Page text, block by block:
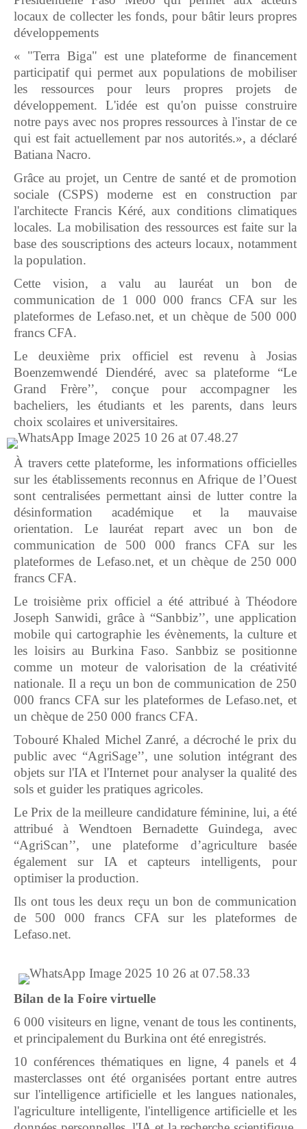
locaux de collecter les fonds, pour bâtir leurs propres
développements
« "Terra Biga" est une plateforme de financement
participatif qui permet aux populations de mobiliser
les ressources pour leurs propres projets de
développement. L'idée est qu'on puisse construire
notre pays avec nos propres ressources à l'instar de ce
qui est fait actuellement par nos autorités.», a déclaré
Batiana Nacro.
Grâce au projet, un Centre de santé et de promotion
sociale (CSPS) moderne est en construction par
l'architecte Francis Kéré, aux conditions climatiques
locales. La mobilisation des ressources est faite sur la
base des souscriptions des acteurs locaux, notamment
la population.
Cette vision, a valu au lauréat un bon de
communication de 1 000 000 francs CFA sur les
plateformes de Lefaso.net, et un chèque de 500 000
francs CFA.
Le deuxième prix officiel est revenu à Josias
Boenzemwendé Diendéré, avec sa plateforme “Le
Grand Frère’’, conçue pour accompagner les
bacheliers, les étudiants et les parents, dans leurs
choix scolaires et universitaires.
À travers cette plateforme, les informations officielles
sur les établissements reconnus en Afrique de l’Ouest
sont centralisées permettant ainsi de lutter contre la
désinformation académique et la mauvaise
orientation. Le lauréat repart avec un bon de
communication de 500 000 francs CFA sur les
plateformes de Lefaso.net, et un chèque de 250 000
francs CFA.
Le troisième prix officiel a été attribué à Théodore
Joseph Sanwidi, grâce à “Sanbbiz’’, une application
mobile qui cartographie les évènements, la culture et
les loisirs au Burkina Faso. Sanbbiz se positionne
comme un moteur de valorisation de la créativité
nationale. Il a reçu un bon de communication de 250
000 francs CFA sur les plateformes de Lefaso.net, et
un chèque de 250 000 francs CFA.
Tobouré Khaled Michel Zanré, a décroché le prix du
public avec “AgriSage’’, une solution intégrant des
objets sur l'IA et l'Internet pour analyser la qualité des
sols et guider les pratiques agricoles.
Le Prix de la meilleure candidature féminine, lui, a été
attribué à Wendtoen Bernadette Guindega, avec
“AgriScan’’, une plateforme d’agriculture basée
également sur IA et capteurs intelligents, pour
optimiser la production.
Ils ont tous les deux reçu un bon de communication
de 500 000 francs CFA sur les plateformes de
Lefaso.net.
Bilan de la Foire virtuelle
6 000 visiteurs en ligne, venant de tous les continents,
et principalement du Burkina ont été enregistrés.
10 conférences thématiques en ligne, 4 panels et 4
masterclasses ont été organisées portant entre autres
sur l'intelligence artificielle et les langues nationales,
l'agriculture intelligente, l'intelligence artificielle et les